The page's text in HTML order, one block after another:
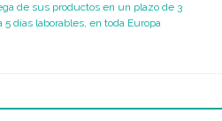
de sus productos en un plazo de 3
5 días laborables, en toda Europa